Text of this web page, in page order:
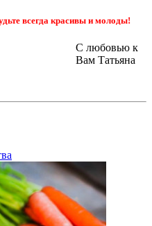
всегда красивы и молоды!
С любовью к
Вам Татьяна